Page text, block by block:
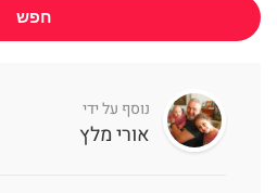
חפש
נוסף על ידי
אורי מלץ